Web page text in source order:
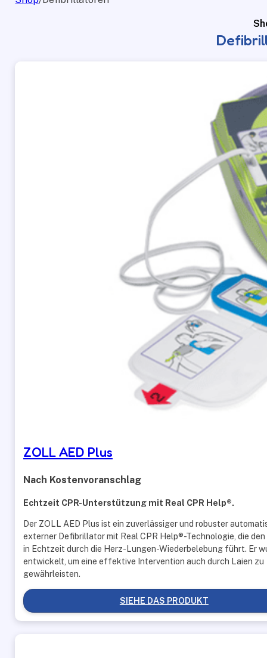
ZOLL AED Plus
Nach Kostenvoranschlag
Echtzeit CPR-Unterstützung mit Real CPR Help®.
Der ZOLL AED Plus ist ein zuverlässiger und robuster
externer Defibrillator mit Real CPR Help®-Technologie, die
in Echtzeit durch die Herz-Lungen-Wiederbelebung führt. Er
entwickelt, um eine effektive Intervention auch durch Laien zu
gewährleisten.
SIEHE DAS PRODUKT